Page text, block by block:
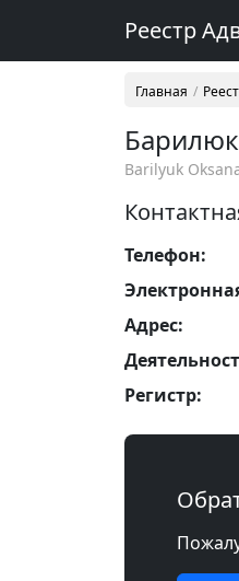
Реестр
Главная
Barilyuk
Телефон:
Адрес:
Регистр: